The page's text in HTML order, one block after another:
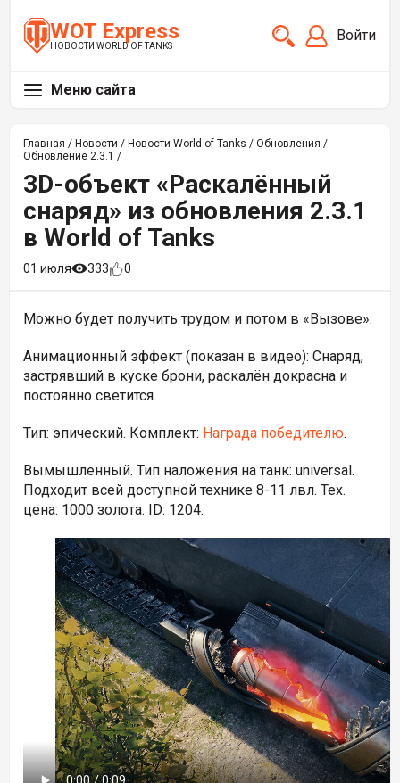
WOT Express
НОВОСТИ WORLD OF TANKS
Войти
Меню сайта
Главная / Новости / Новости World of Tanks / Обновления /
Обновление 2.3.1 /
3D-объект «Раскалённый
снаряд» из обновления 2.3.1
в World of Tanks
01 июля 333 0
Можно будет получить трудом и потом в «Вызове».
Анимационный эффект (показан в видео): Снаряд,
застрявший в куске брони, раскалён докрасна и
постоянно светится.
Тип: эпический. Комплект: Награда победителю.
Вымышленный. Тип наложения на танк: universal.
Подходит всей доступной технике 8-11 лвл. Тех.
цена: 1000 золота. ID: 1204.